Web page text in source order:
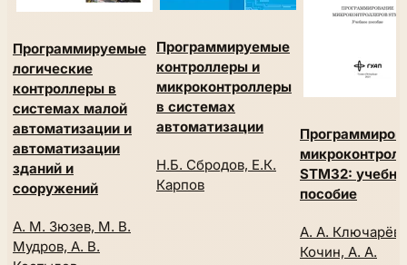
Программируемые
логические
контроллеры в
системах малой
автоматизации и
автоматизации
зданий и
сооружений
А. М. Зюзев, М. В.
Мудров, А. В.
Программируемые
контроллеры и
микроконтроллеры
в системах
автоматизации
Н.Б. Сбродов, Е.К.
Карпов
STM32:
пособие
А. А.
Кочин, А. А.